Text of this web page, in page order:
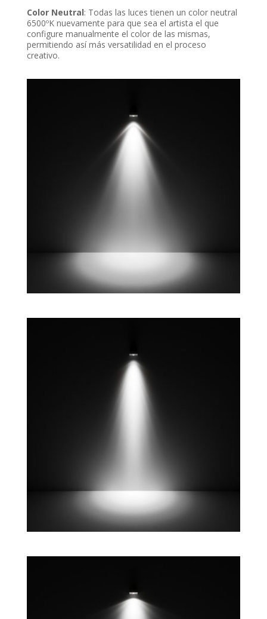
Color Neutral: Todas las luces tienen un color neutral
6500ºK nuevamente para que sea el artista el que
configure manualmente el color de las mismas,
permitiendo así más versatilidad en el proceso
creativo.